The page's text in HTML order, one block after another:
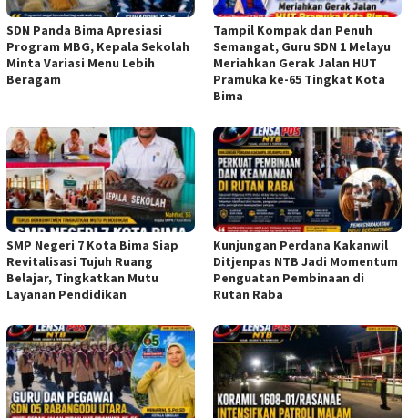
SDN Panda Bima Apresiasi
Program MBG, Kepala Sekolah
Minta Variasi Menu Lebih
Beragam
Tampil Kompak dan Penuh
Semangat, Guru SDN 1 Melayu
Meriahkan Gerak Jalan HUT
Pramuka ke-65 Tingkat Kota
Bima
SMP Negeri 7 Kota Bima Siap
Revitalisasi Tujuh Ruang
Belajar, Tingkatkan Mutu
Layanan Pendidikan
Kunjungan Perdana Kakanwil
Ditjenpas NTB Jadi Momentum
Penguatan Pembinaan di
Rutan Raba